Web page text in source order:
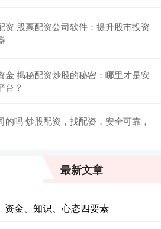
资 股票配资公司软件：提升股市投资
金 揭秘配资炒股的秘密：哪里才是安
台？
的吗 炒股配资，找配资，安全可靠，
最新文章
资金、知识、心态四要素